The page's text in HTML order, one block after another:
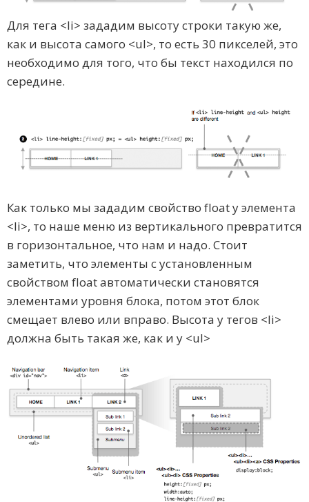
Для тега <li> зададим высоту строки такую же,
как и высота самого <ul>, то есть 30 пикселей, это
необходимо для того, что бы текст находился по
середине.
Как только мы зададим свойство float у элемента
<li>, то наше меню из вертикального превратится
в горизонтальное, что нам и надо. Стоит
заметить, что элементы с установленным
свойством float автоматически становятся
элементами уровня блока, потом этот блок
смещает влево или вправо. Высота у тегов <li>
должна быть такая же, как и у <ul>